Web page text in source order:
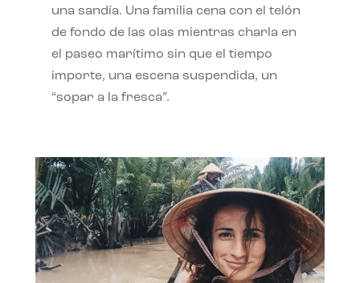
una sandía. Una familia cena con el telón
de fondo de las olas mientras charla en
el paseo marítimo sin que el tiempo
importe, una escena suspendida, un
“sopar a la fresca”.